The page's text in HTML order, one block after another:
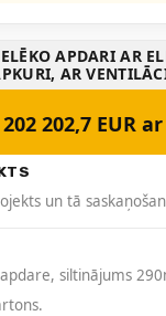
APDARI AR
AR
202,7 EUR
un tā
siltinājums